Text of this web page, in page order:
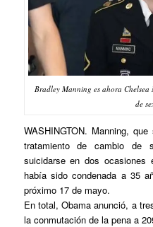
Bradley Manning es ahora
de
WASHINGTON. Manning,
tratamiento de cambio de
suicidarse en dos
había sido condenada a 35
próximo 17 de mayo.
En total, Obama anunció, a
la conmutación de la pena a